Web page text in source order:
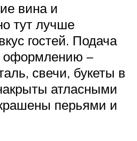
вина и
тут лучше
гостей. Подача
оформлению –
свечи, букеты в
атласными
перьями и